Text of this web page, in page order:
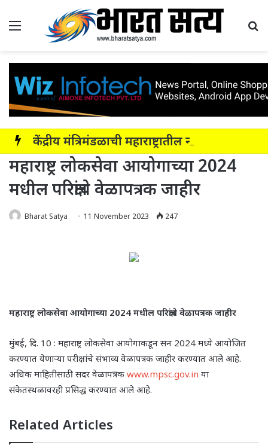
Menu
महाराष्ट्र लोकसेवा आयोगाच्या 2024
मधील परिक्षांचे वेळापत्रक जाहीर
Bharat Satya 11 November 2023 247
महाराष्ट्र लोकसेवा आयोगाच्या 2024 मधील परिक्षांचे वेळापत्रक जाहीर
मुंबई, दि. 10 : महाराष्ट्र लोकसेवा आयोगाकडून सन 2024 मध्ये आयोजित
करण्यात येणाऱ्या परीक्षांचे संभाव्य वेळापत्रक जाहीर करण्यात आले आहे.
अधिक माहितीसाठी सदर वेळापत्रक www.mpsc.gov.in या
संकेतस्थळावरही प्रसिद्ध करण्यात आले आहे.
Related Articles